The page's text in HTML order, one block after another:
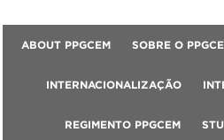
ABOUT PPGCEM SOBRE O
INTERNACIONALIZAÇÃO
REGIMENTO PPGCEM